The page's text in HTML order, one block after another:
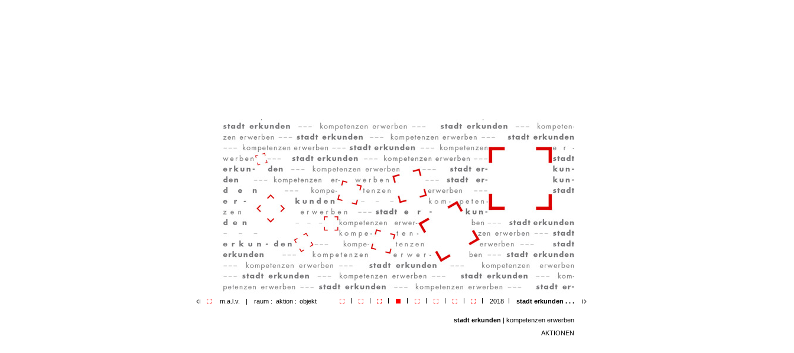
2018 stadt erkunden . . .
stadt erkunden | kompetenzen erwerben
AKTIONEN
m.a.l.v. | raum : aktion : objekt